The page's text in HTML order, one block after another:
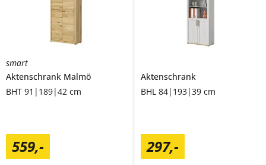
smart
Aktenschrank Malmö
BHT 91|189|42 cm
559,-
Aktenschrank
BHL 84|193|39 cm
297,-